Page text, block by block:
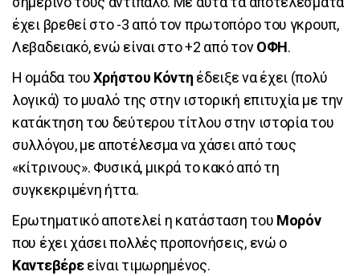
έχει βρεθεί στο -3 από τον πρωτοπόρο του γκρουπ,
Λεβαδειακό, ενώ είναι στο +2 από τονΟΦΗ.
Η ομάδα τουΧρήστου Κόντη έδειξε να έχει (πολύ
λογικά) το μυαλό της στην ιστορική επιτυχία με την
κατάκτηση του δεύτερου τίτλου στην ιστορία του
συλλόγου, με αποτέλεσμα να χάσει από τους
«κίτρινους». Φυσικά, μικρά το κακό από τη
συγκεκριμένη ήττα.
Ερωτηματικό αποτελεί η κατάσταση του Μορόν
που έχει χάσει πολλές προπονήσεις, ενώ ο
Καντεβέρεείναι τιμωρημένος.